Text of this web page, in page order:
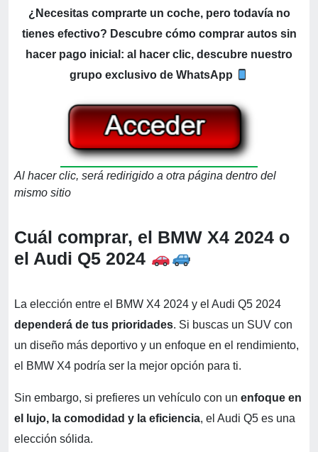
¿Necesitas comprarte un coche, pero todavía no
tienes efectivo? Descubre cómo comprar autos sin
hacer pago inicial: al hacer clic, descubre nuestro
grupo exclusivo de WhatsApp
Al hacer clic, será redirigido a otra página dentro del
mismo sitio
Cuál comprar, el BMW X4 2024 o
el Audi Q5 2024
La elección entre el BMW X4 2024 y el Audi Q5 2024
dependerá de tus prioridades. Si buscas un SUV con
un diseño más deportivo y un enfoque en el rendimiento,
el BMW X4 podría ser la mejor opción para ti.
Sin embargo, si prefieres un vehículo con un enfoque en
el lujo, la comodidad y la eficiencia, el Audi Q5 es una
elección sólida.